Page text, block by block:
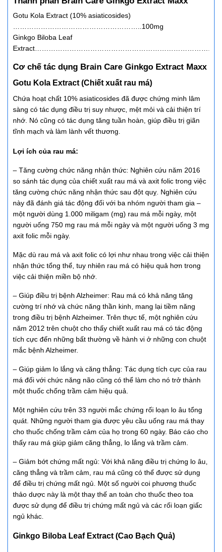
Gotu Kola Extract (10% asiaticosides)
………………………………………………..100mg
Ginkgo Biloba Leaf
Cơ chế tác dụng Brain Care Ginkgo Extract Maxx
Gotu Kola Extract (Chiết xuất rau má)
Chứa hoạt chất 10% asiaticosides đã được chứng minh lâm
sàng có tác dụng điều trị suy nhược, mệt mỏi và cải thiện trí
nhớ. Nó cũng có tác dụng tăng tuần hoàn, giúp điều trị giãn
tĩnh mạch và làm lành vết thương.
Lợi ích của rau má:
– Tăng cường chức năng nhận thức: Nghiên cứu năm 2016
so sánh tác dụng của chiết xuất rau má và axit folic trong việc
tăng cường chức năng nhận thức sau đột quỵ. Nghiên cứu
này đã đánh giá tác động đối với ba nhóm người tham gia –
một người dùng 1.000 miligam (mg) rau má mỗi ngày, một
người uống 750 mg rau má mỗi ngày và một người uống 3 mg
axit folic mỗi ngày.
Mặc dù rau má và axit folic có lợi như nhau trong việc cải thiện
nhận thức tổng thể, tuy nhiên rau má có hiệu quả hơn trong
việc cải thiện miền bộ nhớ.
– Giúp điều trị bệnh Alzheimer: Rau má có khả năng tăng
cường trí nhớ và chức năng thần kinh, mang lại tiềm năng
trong điều trị bệnh Alzheimer. Trên thực tế, một nghiên cứu
năm 2012 trên chuột cho thấy chiết xuất rau má có tác động
tích cực đến những bất thường về hành vi ở những con chuột
mắc bệnh Alzheimer.
– Giúp giảm lo lắng và căng thẳng: Tác dụng tích cực của rau
má đối với chức năng não cũng có thể làm cho nó trở thành
một thuốc chống trầm cảm hiệu quả.
Một nghiên cứu trên 33 người mắc chứng rối loạn lo âu tổng
quát. Những người tham gia được yêu cầu uống rau má thay
cho thuốc chống trầm cảm của họ trong 60 ngày. Báo cáo cho
thấy rau má giúp giảm căng thẳng, lo lắng và trầm cảm.
– Giảm bớt chứng mất ngủ: Với khả năng điều trị chứng lo âu,
căng thẳng và trầm cảm, rau má cũng có thể được sử dụng
để điều trị chứng mất ngủ. Một số người coi phương thuốc
thảo dược này là một thay thế an toàn cho thuốc theo toa
được sử dụng để điều trị chứng mất ngủ và các rối loạn giấc
ngủ khác.
Ginkgo Biloba Leaf Extract (Cao Bạch Quả)